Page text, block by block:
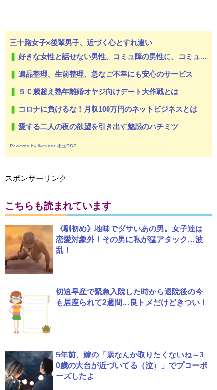
三十路女子×後輩男子、近づく心とすれ違い
好きな女性と話せない男性、コミュ障の男性に、コミュ力向上セラピー講座
遺品整理、生前整理、急なご不幸にも安心のサービス
５０歳超え熟年離婚オヤジ向けデート大作戦とは
コロナに負けるな！月収100万円のネットビジネスとは
愛する二人の夜の欲望を引き出す魅惑のハチミツ
Powered by livedoor 相互RSS
スポンサーリンク
こちらも読まれています
《馴初め》地味でダサいあの男。女子達は
恋愛対象外！その男に私が猛アタック…波
乱！
切迫早産で緊急入院した時から退院後の今
も居座られて2週間…良トメだけどきつい！
5年前、嫁の「歳なんか取りたくないね～3
0歳の大台が近づいてる（泣）」でプローポ
ーズしたよ